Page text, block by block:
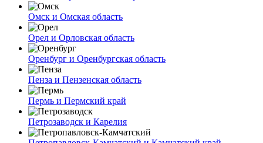
Омск и Омская область
Орел и Орловская область
Оренбург и Оренбургская область
Пенза и Пензенская область
Пермь и Пермский край
Петрозаводск и Карелия